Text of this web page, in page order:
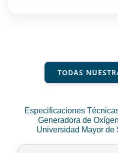
TODAS
Especificaciones
Generadora de
Universidad Mayor de